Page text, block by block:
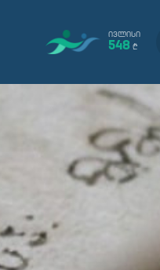
ᲘᲕᲚᲘᲡᲘ
548 ₾